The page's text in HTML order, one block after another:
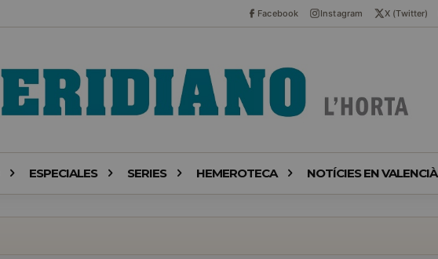
Facebook Instagram X (Twitter)
ESPECIALES SERIES HEMEROTECA NOTÍCIES EN VALENCIÀ